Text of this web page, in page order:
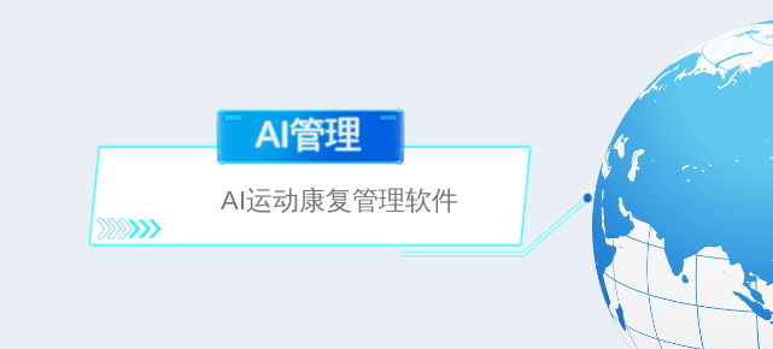
AI管理
AI运动康复管理软件